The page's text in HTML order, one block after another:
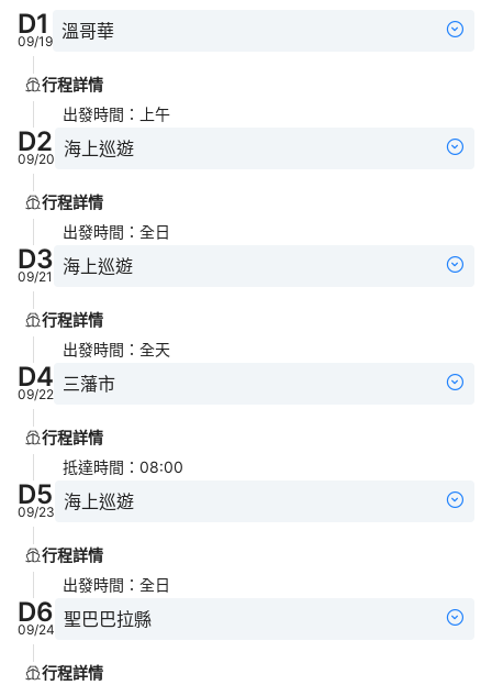
D1
09/19 溫哥華
行程詳情
出發時間 ： 上午
D2
09/20 海上巡遊
行程詳情
出發時間 ： 全日
D3
09/21 海上巡遊
行程詳情
出發時間 ： 全天
D4
09/22 三藩市
行程詳情
抵達時間 ： 08:00
D5
09/23 海上巡遊
行程詳情
出發時間 ： 全日
D6
09/24 聖巴巴拉縣
行程詳情